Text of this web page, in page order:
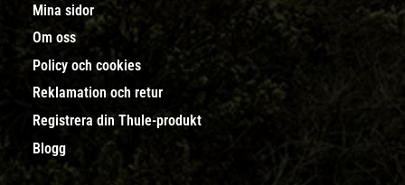
Mina sidor
Om oss
Policy och cookies
Reklamation och retur
Registrera din Thule-produkt
Blogg